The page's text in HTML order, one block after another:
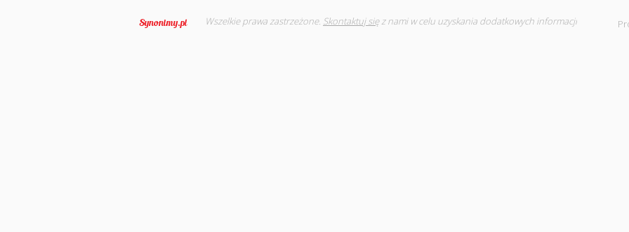
Wszelkie prawa zastrzeżone. Skontaktuj sięz nami w celu uzyskania dodatkowych informacji